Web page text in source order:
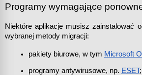
Programy wymagające
Niektóre aplikacje musisz zainstalować
wybranej metody migracji:
pakiety biurowe, w tym Microsoft
programy antywirusowe, np. ESET;